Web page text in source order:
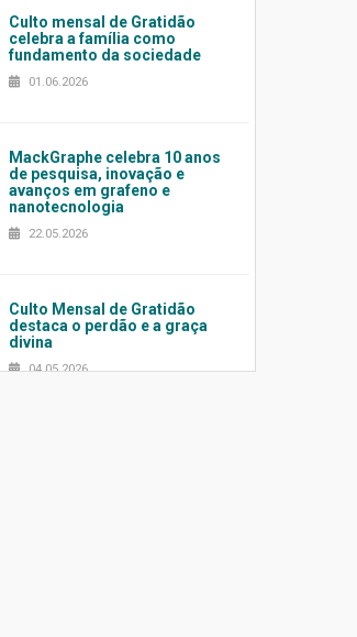
Culto mensal de Gratidão
celebra a família como
fundamento da sociedade
01.06.2026
MackGraphe celebra 10 anos
de pesquisa, inovação e
avanços em grafeno e
nanotecnologia
22.05.2026
Culto Mensal de Gratidão
destaca o perdão e a graça
divina
04.05.2026